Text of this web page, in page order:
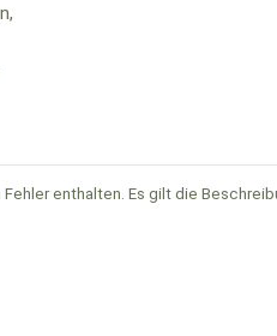
enthalten. Es gilt die